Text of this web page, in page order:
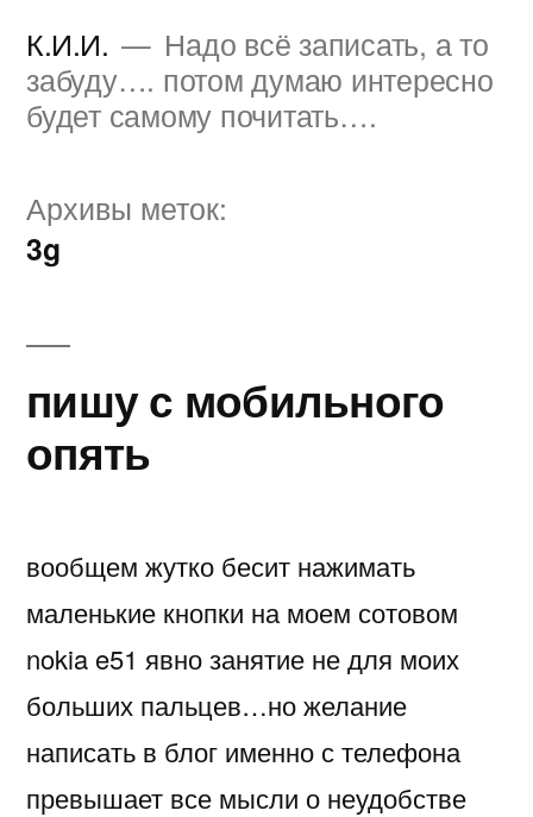
содержимому
К.И.И.
Надо всё записать, а то
забуду…. потом думаю интересно
будет самому почитать….
Архивы меток:
3g
пишу с мобильного
опять
вообщем жутко бесит нажимать
маленькие кнопки на моем сотовом
nokia e51 явно занятие не для моих
больших пальцев…но желание
написать в блог именно с телефона
превышает все мысли о неудобстве